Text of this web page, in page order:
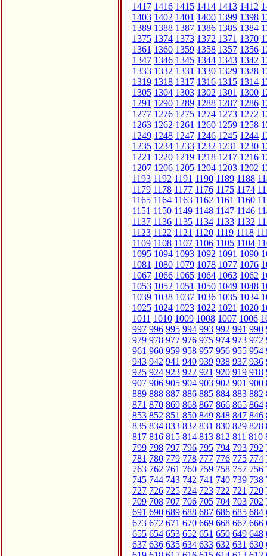
1417 1416 1415 1414 1413 1412
1403 1402 1401 1400 1399 1398
1389 1388 1387 1386 1385 1384
1375 1374 1373 1372 1371 1370
1361 1360 1359 1358 1357 1356
1347 1346 1345 1344 1343 1342
1333 1332 1331 1330 1329 1328
1319 1318 1317 1316 1315 1314
1305 1304 1303 1302 1301 1300
1291 1290 1289 1288 1287 1286
1277 1276 1275 1274 1273 1272
1263 1262 1261 1260 1259 1258
1249 1248 1247 1246 1245 1244
1235 1234 1233 1232 1231 1230
1221 1220 1219 1218 1217 1216
1207 1206 1205 1204 1203 1202
1193 1192 1191 1190 1189 1188
1179 1178 1177 1176 1175 1174
1165 1164 1163 1162 1161 1160
1151 1150 1149 1148 1147 1146
1137 1136 1135 1134 1133 1132
1123 1122 1121 1120 1119 1118
1109 1108 1107 1106 1105 1104
1095 1094 1093 1092 1091 1090
1081 1080 1079 1078 1077 1076
1067 1066 1065 1064 1063 1062
1053 1052 1051 1050 1049 1048
1039 1038 1037 1036 1035 1034
1025 1024 1023 1022 1021 1020
1011 1010 1009 1008 1007 1006
997 996 995 994 993 992 991 990
979 978 977 976 975 974 973 972
961 960 959 958 957 956 955 954
943 942 941 940 939 938 937 936
925 924 923 922 921 920 919 918
907 906 905 904 903 902 901 900
889 888 887 886 885 884 883 882
871 870 869 868 867 866 865 864
853 852 851 850 849 848 847 846
835 834 833 832 831 830 829 828
817 816 815 814 813 812 811 810
799 798 797 796 795 794 793 792
781 780 779 778 777 776 775 774
763 762 761 760 759 758 757 756
745 744 743 742 741 740 739 738
727 726 725 724 723 722 721 720
709 708 707 706 705 704 703 702
691 690 689 688 687 686 685 684
673 672 671 670 669 668 667 666
655 654 653 652 651 650 649 648
637 636 635 634 633 632 631 630